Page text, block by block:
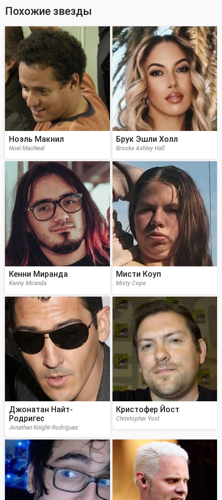
Похожие звезды
Ноэль Макнил
Noel MacNeal
Брук Эшли Холл
Brooke Ashley Hall
Кенни Миранда
Kenny Miranda
Мисти Коуп
Misty Cope
Джонатан Найт-
Родригес
Jonathan Knight-Rodriguez
Кристофер Йост
Christopher Yost